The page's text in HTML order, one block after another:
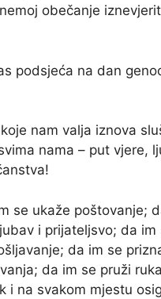
obečanje
podsjeća na dan
nam valja iznova
nama – put vjere,
se ukaže poštovanje;
i prijateljsvo; da im
da im se
da im se pruži ruka
i na svakom mjestu